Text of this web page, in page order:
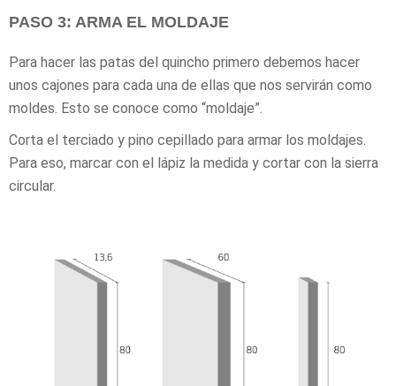
PASO 3: ARMA EL MOLDAJE
Para hacer las patas del quincho primero debemos hacer
unos cajones para cada una de ellas que nos servirán como
moldes. Esto se conoce como “moldaje”.
Corta el terciado y pino cepillado para armar los moldajes.
Para eso, marcar con el lápiz la medida y cortar con la sierra
circular.